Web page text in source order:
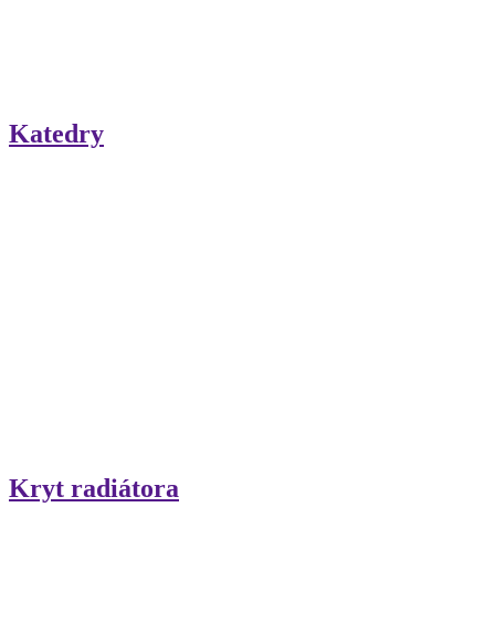
Katedry
Kryt radiátora